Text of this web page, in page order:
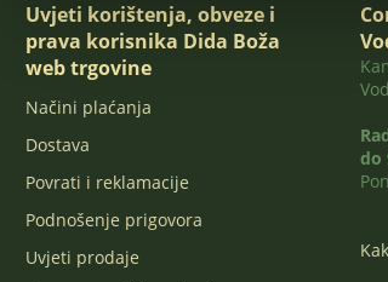
Uvjeti korištenja, obveze i
prava korisnika Dida Boža
web trgovine
Načini plaćanja
Dostava
Povrati i reklamacije
Podnošenje prigovora
Uvjeti prodaje
do